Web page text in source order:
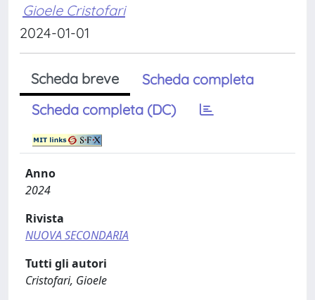
Gioele Cristofari
2024-01-01
Scheda breve
Scheda completa
Scheda completa (DC)
Anno
2024
Rivista
NUOVA SECONDARIA
Tutti gli autori
Cristofari, Gioele